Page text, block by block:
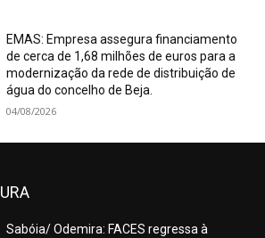
EMAS: Empresa assegura financiamento
de cerca de 1,68 milhões de euros para a
modernização da rede de distribuição de
água do concelho de Beja.
04/08/2026
Sabóia/ Odemira: FACES regressa à